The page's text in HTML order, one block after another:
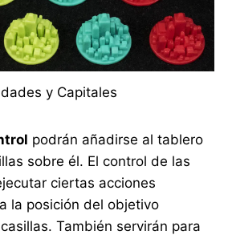
y Capitales
podrán añadirse al tablero
sobre él. El control de las
ciertas acciones
la posición del objetivo
También servirán para